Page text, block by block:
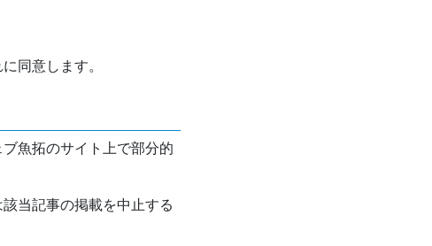
同意します。
魚拓のサイト上で部分的
当記事の掲載を中止する